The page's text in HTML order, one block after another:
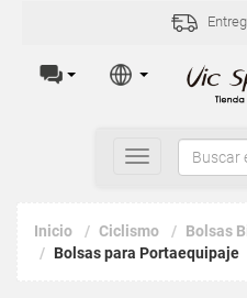
Toggle
navigation
Inicio Ciclismo
Bolsas
Bolsas para Portaequipaje